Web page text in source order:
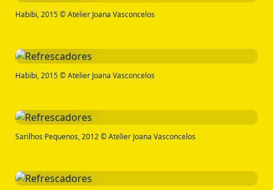
Habibi, 2015 © Atelier Joana Vasconcelos
Habibi, 2015 © Atelier Joana Vasconcelos
Sarilhos Pequenos, 2012 © Atelier Joana Vasconcelos